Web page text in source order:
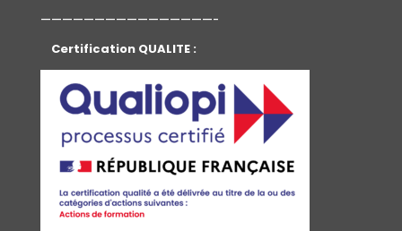
————————————————-
Certification QUALITE :